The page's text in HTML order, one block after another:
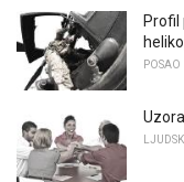
Profil
POSAO